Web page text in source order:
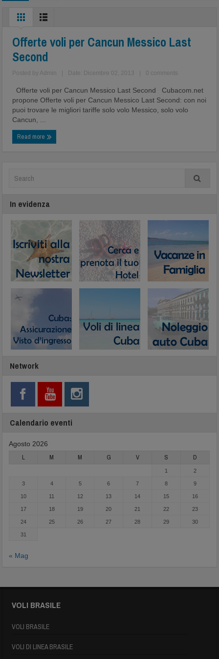
Second
Offerte voli per Cancun Messico Last
Second
Posted by Admin Date: Dicembre 02, 2013 0 comments
Offerte voli per Cancun Messico Last Second Cubacom.net
propone Offerte voli per Cancun Messico Last Second: con noi
puoi trovare le migliori tariffe solo volo Messico, solo volo
Cancun, ...
Read more
In evidenza
Network
Calendario eventi
Agosto 2026
L M M G V S D
1 2
3 4 5 6 7 8 9
10 11 12 13 14 15 16
17 18 19 20 21 22 23
24 25 26 27 28 29 30
31
« Mag
VOLI BRASILE
VOLI BRASILE
VOLI DI LINEA BRASILE